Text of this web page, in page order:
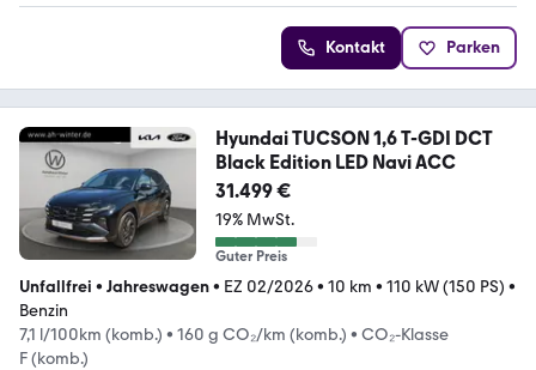
Kontakt Parken
Hyundai TUCSON 1,6 T-GDI DCT
Black Edition LED Navi ACC
31.499 €
19% MwSt.
Guter Preis
Unfallfrei • Jahreswagen• EZ 02/2026• 10 km • 110 kW (150 PS) •
Benzin
7,1 l/100km (komb.) • 160 g CO₂/km (komb.) • CO₂-Klasse
F (komb.)